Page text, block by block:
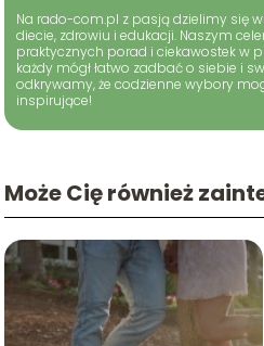
Na rado-com.pl z pasją dzielimy się
diecie, zdrowiu i edukacji. Naszym
praktycznych porad i ciekawostek w
każdy mógł łatwo zadbać o siebie i
odkrywamy, że codzienne wybory
inspirujące!
Może Cię również